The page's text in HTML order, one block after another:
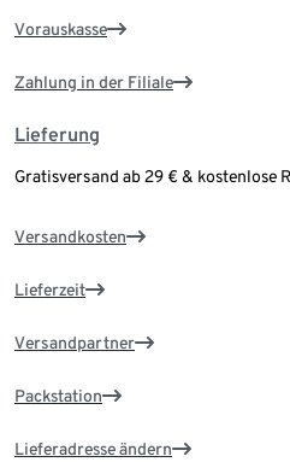
Vorauskasse
Zahlung in der Filiale
Lieferung
Gratisversand ab 29 € & kostenlose
Versandkosten
Lieferzeit
Versandpartner
Packstation
Lieferadresse ändern